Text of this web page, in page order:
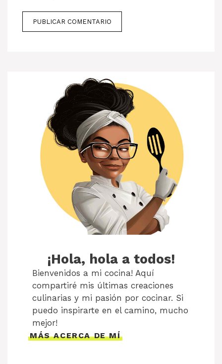
¡Hola, hola a todos!
Bienvenidos a mi cocina! Aquí
compartiré mis últimas creaciones
culinarias y mi pasión por cocinar. Si
puedo inspirarte en el camino, mucho
mejor!
MÁS ACERCA DE MÍ